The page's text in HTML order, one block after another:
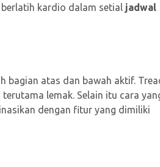
kardio dalam setial jadwal
bagian atas dan bawah aktif.
lemak. Selain itu cara
dengan fitur yang dimiliki